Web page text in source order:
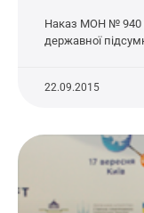
Наказ МОН № 940
державної
22.09.2015